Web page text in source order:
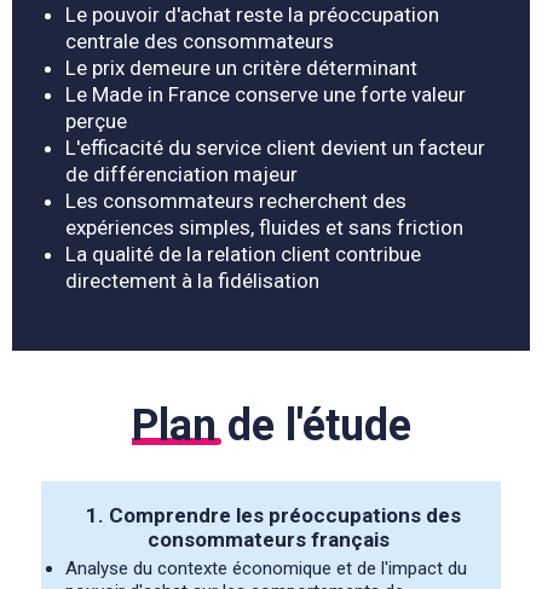
Le pouvoir d'achat reste la préoccupation
centrale des consommateurs
Le prix demeure un critère déterminant
Le Made in France conserve une forte valeur
perçue
L'efficacité du service client devient un facteur
de différenciation majeur
Les consommateurs recherchent des
expériences simples, fluides et sans friction
La qualité de la relation client contribue
directement à la fidélisation
Plande l'étude
1. Comprendre les préoccupations des
consommateurs français
Analyse du contexte économique et de l'impact du